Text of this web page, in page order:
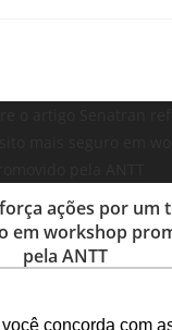
concorda com
ações por um
em workshop
pela ANTT